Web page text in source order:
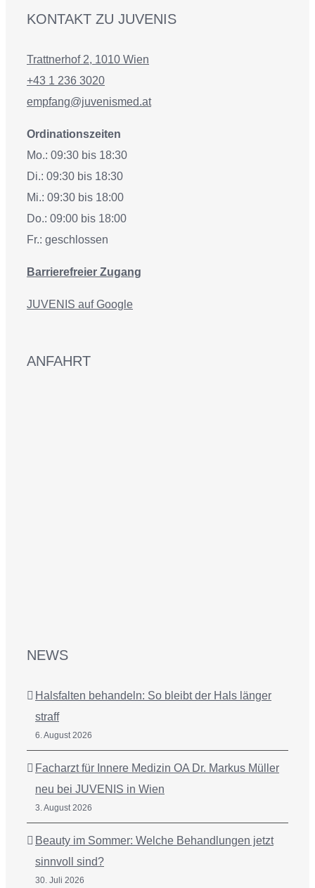
KONTAKT ZU JUVENIS
Trattnerhof 2, 1010 Wien
+43 1 236 3020
empfang@juvenismed.at
Ordinationszeiten
Mo.: 09:30 bis 18:30
Di.: 09:30 bis 18:30
Mi.: 09:30 bis 18:00
Do.: 09:00 bis 18:00
Fr.: geschlossen
Barrierefreier Zugang
JUVENIS auf Google
ANFAHRT
NEWS
Halsfalten behandeln: So bleibt der Hals länger
straff
6. August 2026
Facharzt für Innere Medizin OA Dr. Markus Müller
neu bei JUVENIS in Wien
3. August 2026
Beauty im Sommer: Welche Behandlungen jetzt
sinnvoll sind?
30. Juli 2026